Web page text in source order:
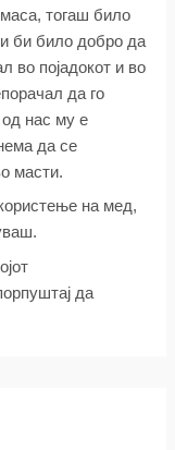
тогаш било
би било добро да
во појадокот и во
да го
нас му е
да се
масти.
на мед,
да